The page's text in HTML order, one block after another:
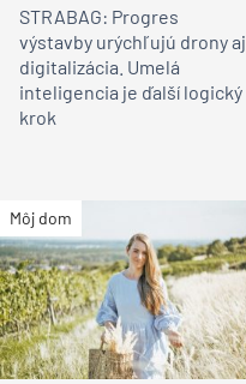
STRABAG: Progres
výstavby urýchľujú drony aj
digitalizácia. Umelá
inteligencia je ďalší logický
krok
Môj dom